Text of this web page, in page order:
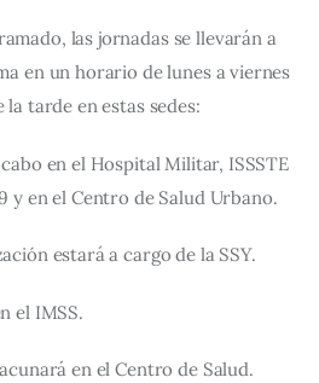
las jornadas se llevarán a
en un horario de lunes a viernes
la tarde en estas sedes:
en el Hospital Militar, ISSSTE
y en el Centro de Salud Urbano.
estará a cargo de la SSY.
el IMSS.
en el Centro de Salud.